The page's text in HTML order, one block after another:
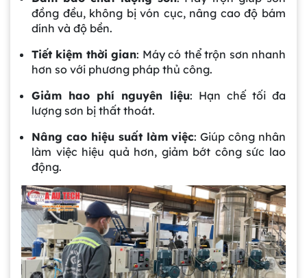
đồng đều, không bị vón cục, nâng cao độ bám
dính và độ bền.
Tiết kiệm thời gian: Máy có thể trộn sơn nhanh
hơn so với phương pháp thủ công.
Giảm hao phí nguyên liệu: Hạn chế tối đa
lượng sơn bị thất thoát.
Nâng cao hiệu suất làm việc: Giúp công nhân
làm việc hiệu quả hơn, giảm bớt công sức lao
động.